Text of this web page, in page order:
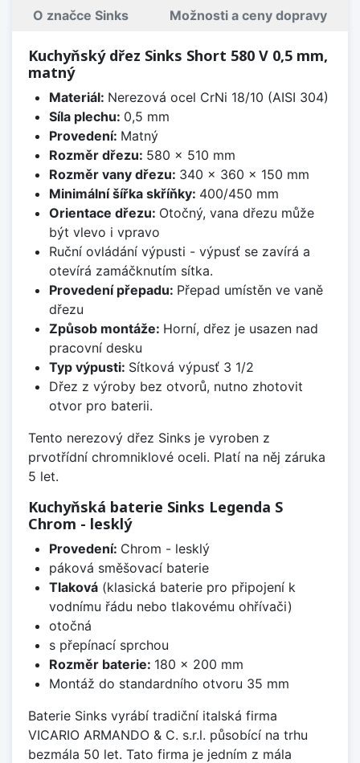
O značce Sinks Možnosti a ceny dopravy
Kuchyňský dřez Sinks Short 580 V 0,5 mm,
matný
Materiál: Nerezová ocel CrNi 18/10 (AISI 304)
Síla plechu: 0,5 mm
Provedení: Matný
Rozměr dřezu: 580 x 510 mm
Rozměr vany dřezu: 340 x 360 x 150 mm
Minimální šířka skříňky: 400/450 mm
Orientace dřezu: Otočný, vana dřezu může
být vlevo i vpravo
Ruční ovládání výpusti - výpusť se zavírá a
otevírá zamáčknutím sítka.
Provedení přepadu: Přepad umístěn ve vaně
dřezu
Způsob montáže: Horní, dřez je usazen nad
pracovní desku
Typ výpusti: Sítková výpusť 3 1/2
Dřez z výroby bez otvorů, nutno zhotovit
otvor pro baterii.
Tento nerezový dřez Sinks je vyroben z
prvotřídní chromniklové oceli. Platí na něj záruka
5 let.
Kuchyňská baterie Sinks Legenda S
Chrom - lesklý
Provedení: Chrom - lesklý
páková směšovací baterie
Tlaková(klasická baterie pro připojení k
vodnímu řádu nebo tlakovému ohřívači)
otočná
s přepínací sprchou
Rozměr baterie: 180 x 200 mm
Montáž do standardního otvoru 35 mm
Baterie Sinks vyrábí tradiční italská firma
VICARIO ARMANDO & C. s.r.l. působící na trhu
bezmála 50 let. Tato firma je jedním z mála